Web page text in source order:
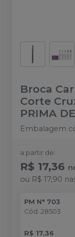
Broca
Corte
PRIMA
Embalagem
a partir de:
R$ 17,36
ou R$ 17,90
PM N° 703
Cód. 28503
R$ 17,36